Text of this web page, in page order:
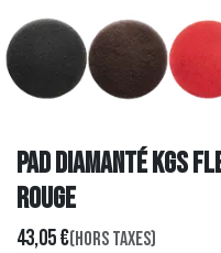
Pad Diamanté KGS
ROUGE
43,05€(Hors taxes)